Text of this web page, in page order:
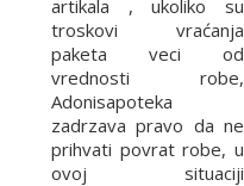
artikala , ukoliko su
troskovi vraćanja
paketa veci od
vrednosti robe,
Adonisapoteka
zadrzava pravo da ne
prihvati povrat robe, u
ovoj situaciji